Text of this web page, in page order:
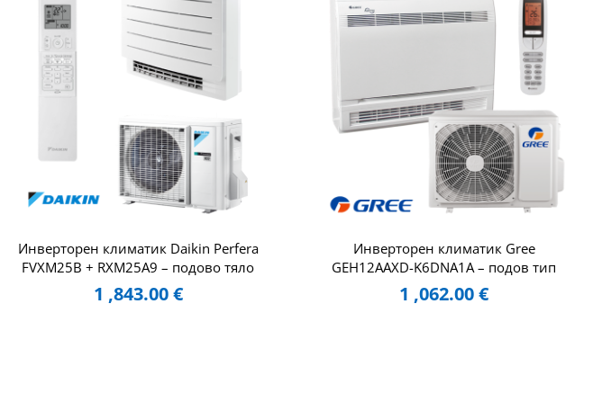
Инверторен климатик Daikin Perfera
FVXM25B + RXM25A9 – подово тяло
1 ,843.00€
Инверторен климатик Gree
GEH12AAXD-K6DNA1A – подов тип
1 ,062.00€